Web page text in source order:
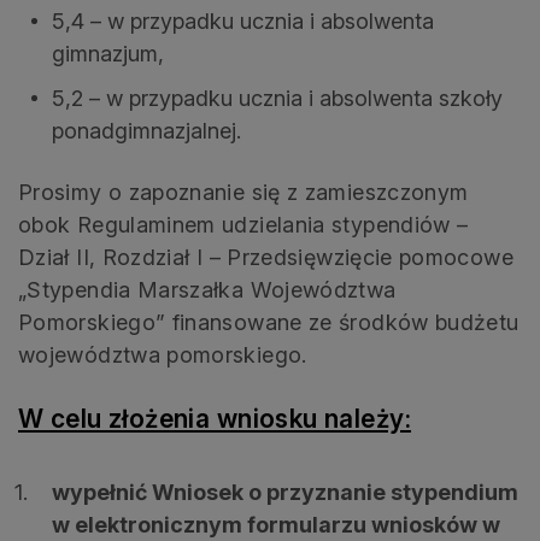
5,4 – w przypadku ucznia i absolwenta
gimnazjum,
5,2 – w przypadku ucznia i absolwenta szkoły
ponadgimnazjalnej.
Prosimy o zapoznanie się z zamieszczonym
obok Regulaminem udzielania stypendiów –
Dział II, Rozdział I – Przedsięwzięcie pomocowe
„Stypendia Marszałka Województwa
Pomorskiego” finansowane ze środków budżetu
województwa pomorskiego.
W celu złożenia wniosku należy:
wypełnić Wniosek o przyznanie stypendium
w elektronicznym formularzu wnioskóww